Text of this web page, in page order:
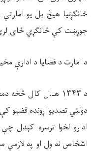
ځانګړتیا هیڅ بل یو
جوړښت کې ځانګړي ځای
د امارت د قضایا د ادارې
د ۱۳۴۳ هـ.ل کال
دولتي تصدیو اړونده قضیو
ادارو لخوا ترسره کېدل
اشخاص نه ول او په لازمي